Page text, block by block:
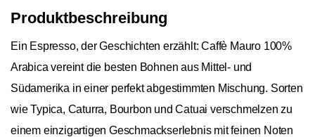
Produktbeschreibung
Ein Espresso, der Geschichten erzählt: Caffè Mauro 100%
Arabica vereint die besten Bohnen aus Mittel- und
Südamerika in einer perfekt abgestimmten Mischung. Sorten
wie Typica, Caturra, Bourbon und Catuai verschmelzen zu
einem einzigartigen Geschmackserlebnis mit feinen Noten